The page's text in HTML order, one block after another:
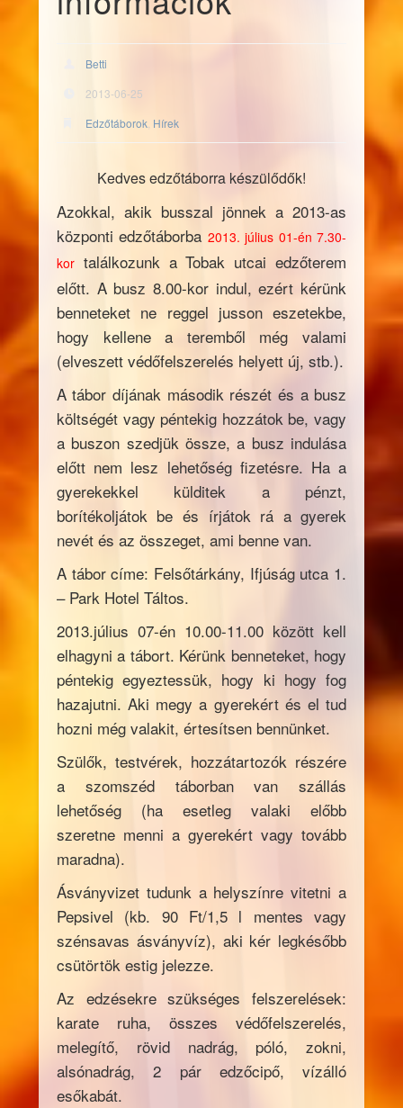
Betti
2013-06-25
Edzőtáborok, Hírek
Kedves edzőtáborra készülődők!
Azokkal, akik busszal jönnek a 2013-as
központi edzőtáborba 2013. július 01-én 7.30-
kortalálkozunk a Tobak utcai edzőterem
előtt. A busz 8.00-kor indul, ezért kérünk
benneteket ne reggel jusson eszetekbe,
hogy kellene a teremből még valami
(elveszett védőfelszerelés helyett új, stb.).
A tábor díjának második részét és a busz
költségét vagy péntekig hozzátok be, vagy
a buszon szedjük össze, a busz indulása
előtt nem lesz lehetőség fizetésre. Ha a
gyerekekkel külditek a pénzt,
borítékoljátok be és írjátok rá a gyerek
nevét és az összeget, ami benne van.
A tábor címe: Felsőtárkány, Ifjúság utca 1.
– Park Hotel Táltos.
2013.július 07-én 10.00-11.00 között kell
elhagyni a tábort. Kérünk benneteket, hogy
péntekig egyeztessük, hogy ki hogy fog
hazajutni. Aki megy a gyerekért és el tud
hozni még valakit, értesítsen bennünket.
Szülők, testvérek, hozzátartozók részére
a szomszéd táborban van szállás
lehetőség (ha esetleg valaki előbb
szeretne menni a gyerekért vagy tovább
maradna).
Ásványvizet tudunk a helyszínre vitetni a
Pepsivel (kb. 90 Ft/1,5 l mentes vagy
szénsavas ásványvíz), aki kér legkésőbb
csütörtök estig jelezze.
Az edzésekre szükséges felszerelések:
karate ruha, összes védőfelszerelés,
melegítő, rövid nadrág, póló, zokni,
alsónadrág, 2 pár edzőcipő, vízálló
esőkabát.